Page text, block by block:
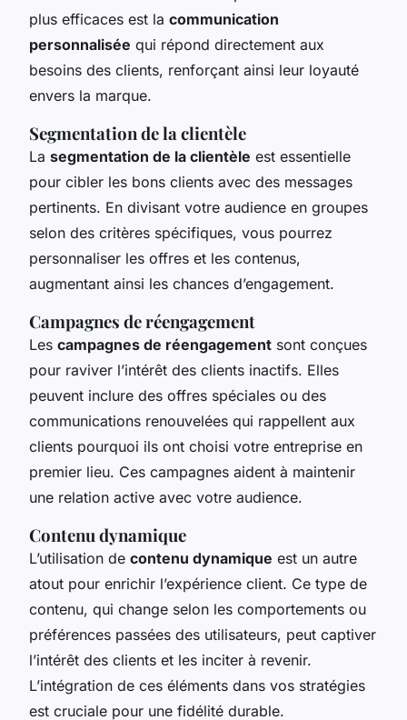
plus efficaces est la communication
personnalisée qui répond directement aux
besoins des clients, renforçant ainsi leur loyauté
envers la marque.
Segmentation de la clientèle
La segmentation de la clientèle est essentielle
pour cibler les bons clients avec des messages
pertinents. En divisant votre audience en groupes
selon des critères spécifiques, vous pourrez
personnaliser les offres et les contenus,
augmentant ainsi les chances d’engagement.
Campagnes de réengagement
Les campagnes de réengagement sont conçues
pour raviver l’intérêt des clients inactifs. Elles
peuvent inclure des offres spéciales ou des
communications renouvelées qui rappellent aux
clients pourquoi ils ont choisi votre entreprise en
premier lieu. Ces campagnes aident à maintenir
une relation active avec votre audience.
Contenu dynamique
L’utilisation de contenu dynamique est un autre
atout pour enrichir l’expérience client. Ce type de
contenu, qui change selon les comportements ou
préférences passées des utilisateurs, peut captiver
l’intérêt des clients et les inciter à revenir.
L’intégration de ces éléments dans vos stratégies
est cruciale pour une fidélité durable.